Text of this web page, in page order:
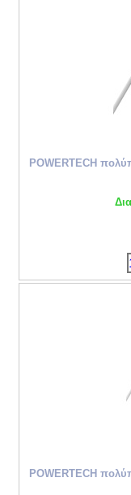
POWERTECH
POWERTECH